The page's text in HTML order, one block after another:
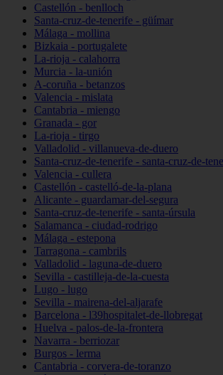
Castellón - benlloch
Santa-cruz-de-tenerife - güímar
Málaga - mollina
Bizkaia - portugalete
La-rioja - calahorra
Murcia - la-unión
A-coruña - betanzos
Valencia - mislata
Cantabria - miengo
Granada - gor
La-rioja - tirgo
Valladolid - villanueva-de-duero
Santa-cruz-de-tenerife - santa-cruz-de-
Valencia - cullera
Castellón - castelló-de-la-plana
Alicante - guardamar-del-segura
Santa-cruz-de-tenerife - santa-úrsula
Salamanca - ciudad-rodrigo
Málaga - estepona
Tarragona - cambrils
Valladolid - laguna-de-duero
Sevilla - castilleja-de-la-cuesta
Lugo - lugo
Sevilla - mairena-del-aljarafe
Barcelona - l39hospitalet-de-llobregat
Huelva - palos-de-la-frontera
Navarra - berriozar
Burgos - lerma
Cantabria - corvera-de-toranzo